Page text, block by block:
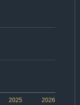
2026
2025